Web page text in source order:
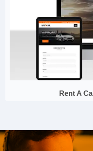
Rent A